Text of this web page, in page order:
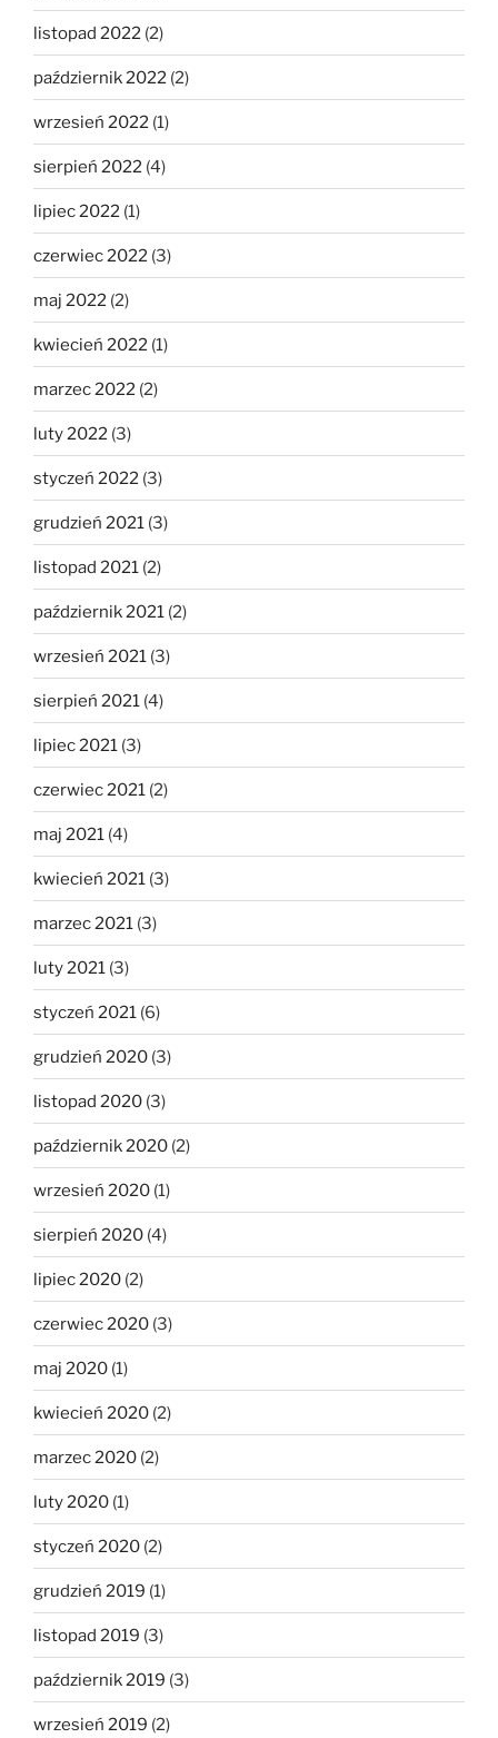
listopad 2022 (2)
październik 2022 (2)
wrzesień 2022 (1)
sierpień 2022 (4)
lipiec 2022 (1)
czerwiec 2022 (3)
maj 2022 (2)
kwiecień 2022 (1)
marzec 2022 (2)
luty 2022 (3)
styczeń 2022 (3)
grudzień 2021 (3)
listopad 2021 (2)
październik 2021 (2)
wrzesień 2021 (3)
sierpień 2021 (4)
lipiec 2021 (3)
czerwiec 2021 (2)
maj 2021 (4)
kwiecień 2021 (3)
marzec 2021 (3)
luty 2021 (3)
styczeń 2021 (6)
grudzień 2020 (3)
listopad 2020 (3)
październik 2020 (2)
wrzesień 2020 (1)
sierpień 2020 (4)
lipiec 2020 (2)
czerwiec 2020 (3)
maj 2020 (1)
kwiecień 2020 (2)
marzec 2020 (2)
luty 2020 (1)
styczeń 2020 (2)
grudzień 2019 (1)
listopad 2019 (3)
październik 2019 (3)
wrzesień 2019 (2)